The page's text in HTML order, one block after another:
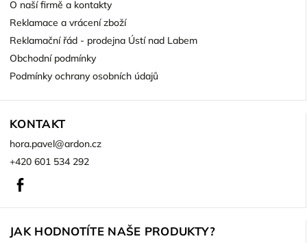
O naší firmě a kontakty
Reklamace a vrácení zboží
Reklamační řád - prodejna Ústí nad Labem
Obchodní podmínky
Podmínky ochrany osobních údajů
KONTAKT
hora.pavel@ardon.cz
+420 601 534 292
JAK HODNOTÍTE NAŠE PRODUKTY?